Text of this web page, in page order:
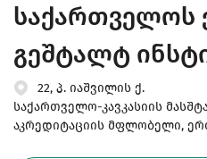
საქართველოს
გეშტალტ
22, პ. იაშვილის ქ.
საქართველო-კავკასიის
აკრედიტაციის მფლობელი,